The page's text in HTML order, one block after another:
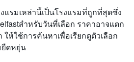
แรมเหล่านี้เป็นโรงแรมที่ถูกที่สุดซึ่ง
สำหรับวันที่เลือก ราคาอาจแตก
ห้ใช้การค้นหาเพื่อเรียกดูตัวเลือก
ดหยุ่น